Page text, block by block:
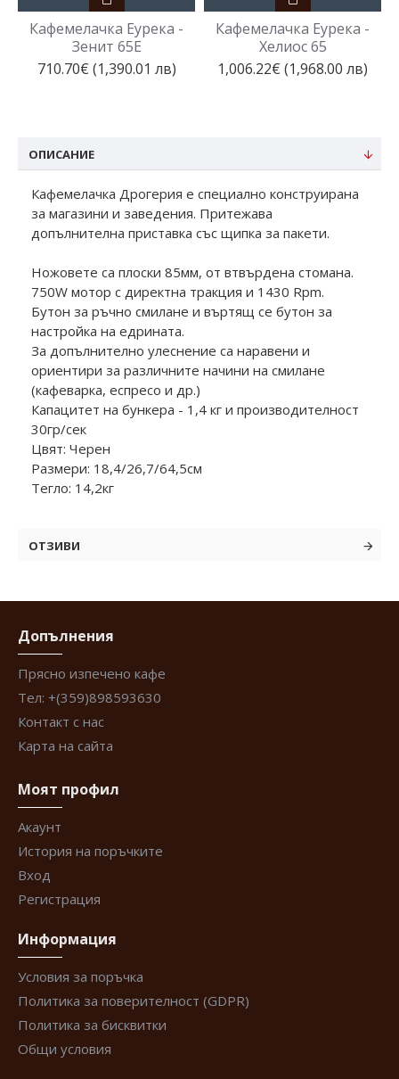
Кафемелачка Еурека -
Зенит 65Е
710.70€ (1,390.01 лв)
Кафемелачка Eурека -
Хелиос 65
1,006.22€ (1,968.00 лв)
ОПИСАНИЕ
Кафемелачка Дрогерия е специално конструирана
за магазини и заведения. Притежава
допълнителна приставка със щипка за пакети.
Ножовете са плоски 85мм, от втвърдена стомана.
750W мотор с директна тракция и 1430 Rpm.
Бутон за ръчно смилане и въртящ се бутон за
настройка на едрината.
За допълнително улеснение са наравени и
ориентири за различните начини на смилане
(кафеварка, еспресо и др.)
Капацитет на бункера - 1,4 кг и производителност
30гр/сек
Цвят: Черен
Размери: 18,4/26,7/64,5см
Тегло: 14,2кг
ОТЗИВИ
Допълнения
Прясно изпечено кафе
Тел: +(359)898593630
Контакт с нас
Карта на сайта
Моят профил
Акаунт
История на поръчките
Вход
Регистрация
Информация
Условия за поръчка
Политика за поверителност (GDPR)
Политика за бисквитки
Общи условия